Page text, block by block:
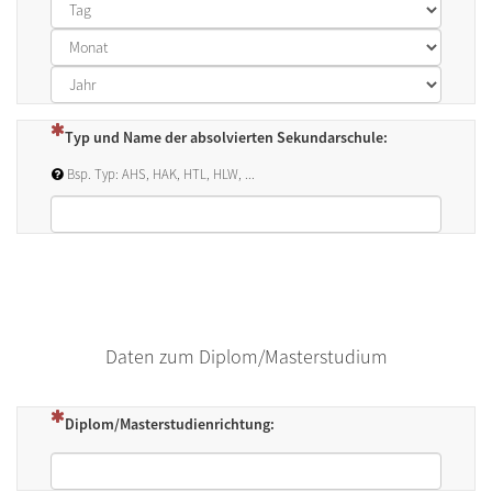
Monat
Jahr
(Dies ist eine Pflichtfrage.)
Typ und Name der absolvierten Sekundarschule:
Bsp. Typ: AHS, HAK, HTL, HLW, ...
Daten zum Diplom/Masterstudium
(Dies ist eine Pflichtfrage.)
Diplom/Masterstudienrichtung: